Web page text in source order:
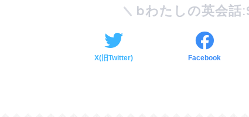
bわたしの英会話
X(旧Twitter) Facebook